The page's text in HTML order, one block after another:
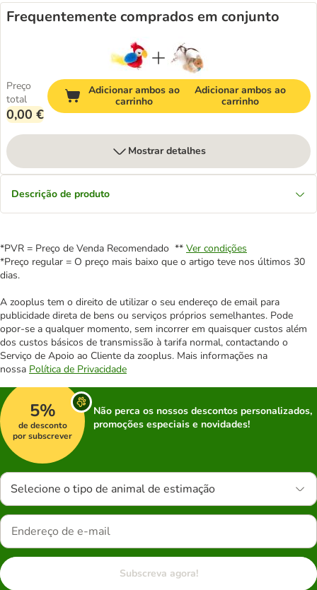
Frequentemente comprados em conjunto
Preço
total
0,00 €
Adicionar ambos ao
carrinho
Adicionar ambos ao
carrinho
Mostrar detalhes
Descrição de produto
*PVR = Preço de Venda Recomendado ** Ver condições
*Preço regular = O preço mais baixo que o artigo teve nos últimos 30
dias.
A zooplus tem o direito de utilizar o seu endereço de email para
publicidade direta de bens ou serviços próprios semelhantes. Pode
opor-se a qualquer momento, sem incorrer em quaisquer custos além
dos custos básicos de transmissão à tarifa normal, contactando o
Serviço de Apoio ao Cliente da zooplus. Mais informações na
nossa Política de Privacidade
5%
de desconto
por subscrever
Não perca os nossos descontos personalizados,
promoções especiais e novidades!
Selecione o tipo de animal de estimação
Subscreva agora!